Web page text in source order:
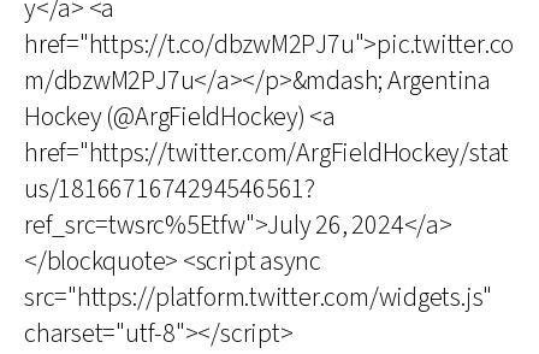
y</a> <a
href="https://t.co/dbzwM2PJ7u">pic.twitter.co
m/dbzwM2PJ7u</a></p>&mdash; Argentina
Hockey (@ArgFieldHockey) <a
href="https://twitter.com/ArgFieldHockey/stat
us/1816671674294546561?
ref_src=twsrc%5Etfw">July 26, 2024</a>
</blockquote> <script async
src="https://platform.twitter.com/widgets.js"
charset="utf-8"></script>